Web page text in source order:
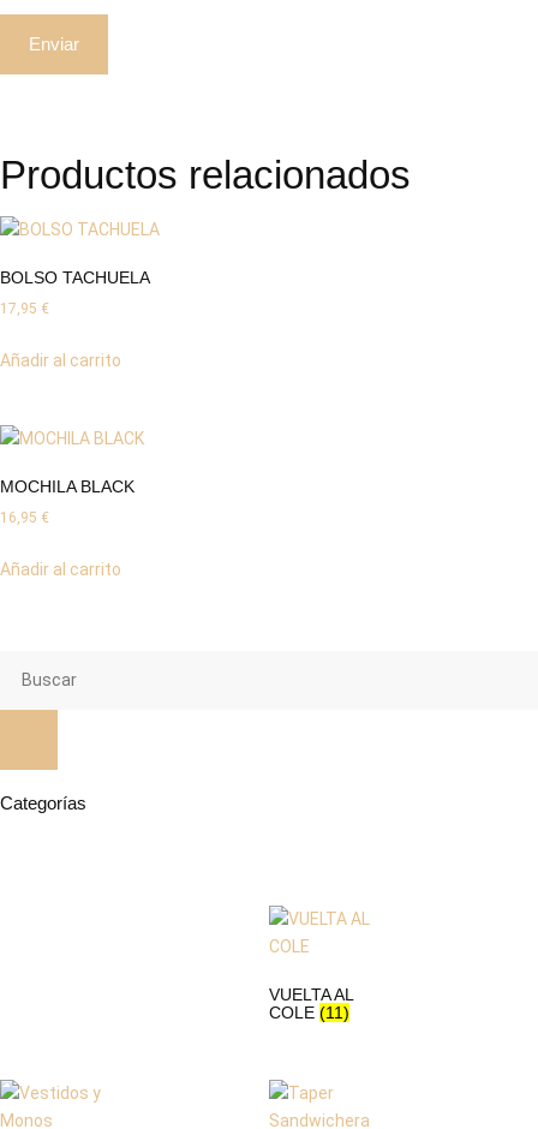
Productos relacionados
BOLSO TACHUELA
17,95 €
Añadir al carrito
MOCHILA BLACK
16,95 €
Añadir al carrito
Categorías
VUELTA AL
COLE (11)